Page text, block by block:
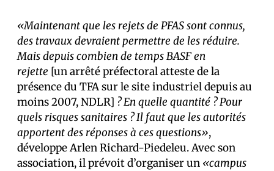
«Maintenant que les rejets de PFAS sont connus,
des travaux devraient permettre de les réduire.
Mais depuis combien de temps BASF en
rejette [un arrêté préfectoral atteste de la
présence du TFA sur le site industriel depuis au
moins 2007, NDLR] ? En quelle quantité ? Pour
quels risques sanitaires ? Il faut que les autorités
apportent des réponses à ces questions»,
développe Arlen Richard-Piedeleu. Avec son
association, il prévoit d’organiser un «campus